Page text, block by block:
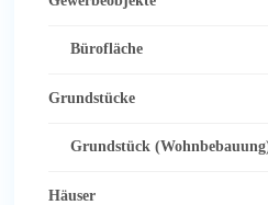
Bürofläche
Grundstücke
Grundstück
Häuser